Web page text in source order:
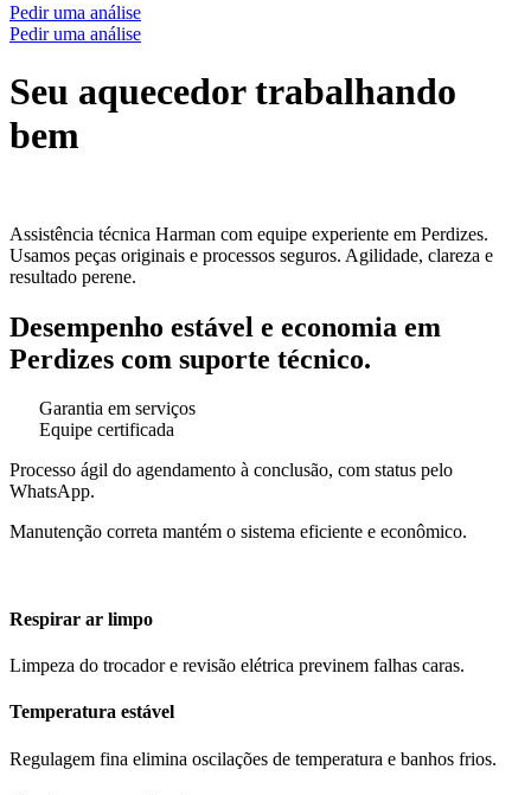
Pedir uma análise
Pedir uma análise
Seu aquecedor trabalhando
bem
Assistência técnica Harman com equipe experiente em Perdizes.
Usamos peças originais e processos seguros. Agilidade, clareza e
resultado perene.
Desempenho estável e economia em
Perdizes com suporte técnico.
Garantia em serviços
Equipe certificada
Processo ágil do agendamento à conclusão, com status pelo
WhatsApp.
Manutenção correta mantém o sistema eficiente e econômico.
Respirar ar limpo
Limpeza do trocador e revisão elétrica previnem falhas caras.
Temperatura estável
Regulagem fina elimina oscilações de temperatura e banhos frios.